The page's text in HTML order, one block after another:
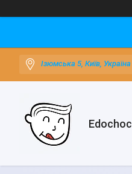
Ізюмська 5, Київ, Україна
Edochoс